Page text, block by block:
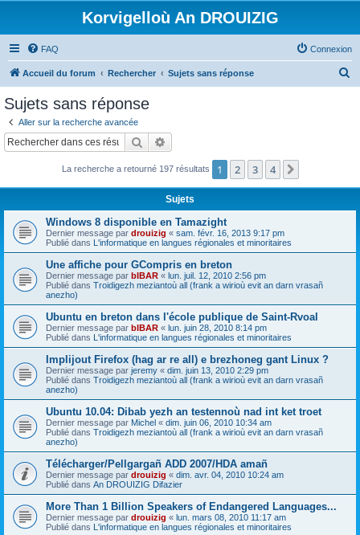
Korvigelloù An DROUIZIG
FAQ Connexion
Accueil du forum Rechercher Sujets sans réponse
c
Sujets sans réponse
Aller sur la recherche avancée
Rechercher
La recherche a retourné 197 résultats 1 2 3 4
Sujets
Windows 8 disponible en Tamazight
Dernier message par drouizig « sam. févr. 16, 2013 9:17 pm
Publié dans L'informatique en langues régionales et minoritaires
Une affiche pour GCompris en breton
Dernier message par bIBAR « lun. juil. 12, 2010 2:56 pm
Publié dans Troidigezh meziantoù all (frank a wirioù evit an darn vrasañ
anezho)
Ubuntu en breton dans l'école publique de Saint-Rvoal
Dernier message par bIBAR « lun. juin 28, 2010 8:14 pm
Publié dans L'informatique en langues régionales et minoritaires
Implijout Firefox (hag ar re all) e brezhoneg gant Linux ?
Dernier message par jeremy « dim. juin 13, 2010 2:29 pm
Publié dans Troidigezh meziantoù all (frank a wirioù evit an darn vrasañ
anezho)
Ubuntu 10.04: Dibab yezh an testennoù nad int ket troet
Dernier message par Michel « dim. juin 06, 2010 10:34 am
Publié dans Troidigezh meziantoù all (frank a wirioù evit an darn vrasañ
anezho)
Télécharger/Pellgargañ ADD 2007/HDA amañ
Dernier message par drouizig « dim. avr. 04, 2010 10:24 am
Publié dans An DROUIZIG Difazier
More Than 1 Billion Speakers of Endangered Languages...
Dernier message par drouizig « lun. mars 08, 2010 11:17 am
Publié dans L'informatique en langues régionales et minoritaires